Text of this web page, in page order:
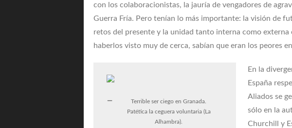
con los colaboracionistas, la jauría de vengadores de
Guerra Fría. Pero tenían lo más importante: la visión de
retos del presente y la unidad tanto interna como externa
haberlos visto muy de cerca, sabían que eran los peores
Terrible ser ciego en Granada.
Patética la ceguera voluntaria (La
Alhambra).
En la
España
Aliados se
sólo en la
Churchill y